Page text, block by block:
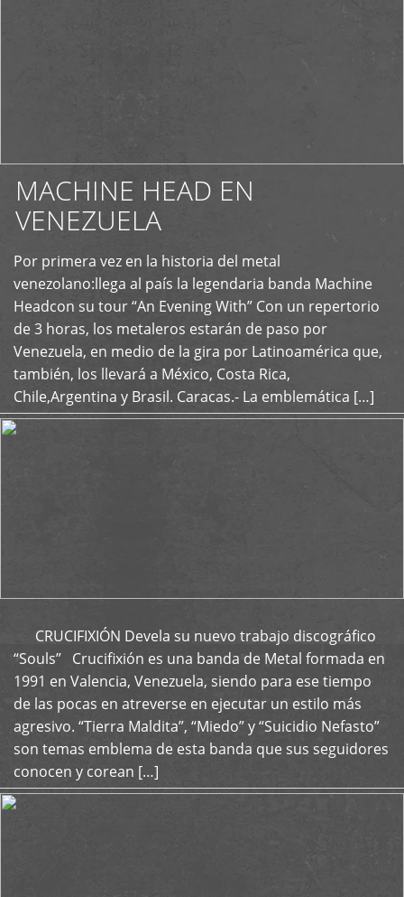
MACHINE HEAD EN
VENEZUELA
Por primera vez en la historia del metal
venezolano:llega al país la legendaria banda Machine
Headcon su tour “An Evening With” Con un repertorio
de 3 horas, los metaleros estarán de paso por
Venezuela, en medio de la gira por Latinoamérica que,
también, los llevará a México, Costa Rica,
Chile,Argentina y Brasil. Caracas.- La emblemática […]
+
CRUCIFIXIÓN Devela su nuevo trabajo discográfico
“Souls” Crucifixión es una banda de Metal formada en
1991 en Valencia, Venezuela, siendo para ese tiempo
de las pocas en atreverse en ejecutar un estilo más
agresivo. “Tierra Maldita”, “Miedo” y “Suicidio Nefasto”
son temas emblema de esta banda que sus seguidores
conocen y corean […]
+